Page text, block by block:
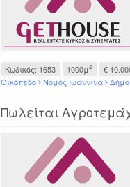
Κωδικός: 1653 1000μ2
€
Οικόπεδο
Νομός Ιωάννινα
Πωλείται